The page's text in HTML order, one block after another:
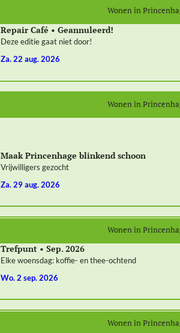
Wonen in
Repair Café • Geannuleerd!
Deze editie gaat niet door!
za. 22 aug. 2026
Wonen in
Maak Princenhage blinkend schoon
Vrijwilligers gezocht
za. 29 aug. 2026
Wonen in
Trefpunt • Sep. 2026
Elke woensdag: koffie- en thee-ochtend
wo. 2 sep. 2026
Wonen in